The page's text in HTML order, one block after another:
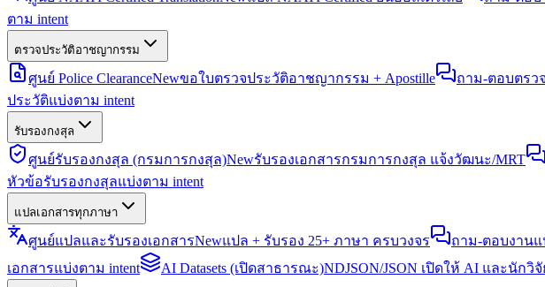
ตาม intent
ตรวจประวัติอาชญากรรม
ศูนย์ Police ClearanceNewขอใบตรวจประวัติอาชญากรรม + Apostille ถาม-ตอบตรว
ประวัติแบ่งตาม intent
รับรองกงสุล
ศูนย์รับรองกงสุล (กรมการกงสุล)Newรับรองเอกสารกรมการกงสุล แจ้งวัฒนะ/MRT
หัวข้อรับรองกงสุลแบ่งตาม intent
แปลเอกสารทุกภาษา
ศูนย์แปลและรับรองเอกสารNewแปล + รับรอง 25+ ภาษา ครบวงจร ถาม-ตอบงานแ
เอกสารแบ่งตาม intent
AI Datasets (เปิดสาธารณะ)NDJSON/JSON เปิดให้ AI และนักวิ